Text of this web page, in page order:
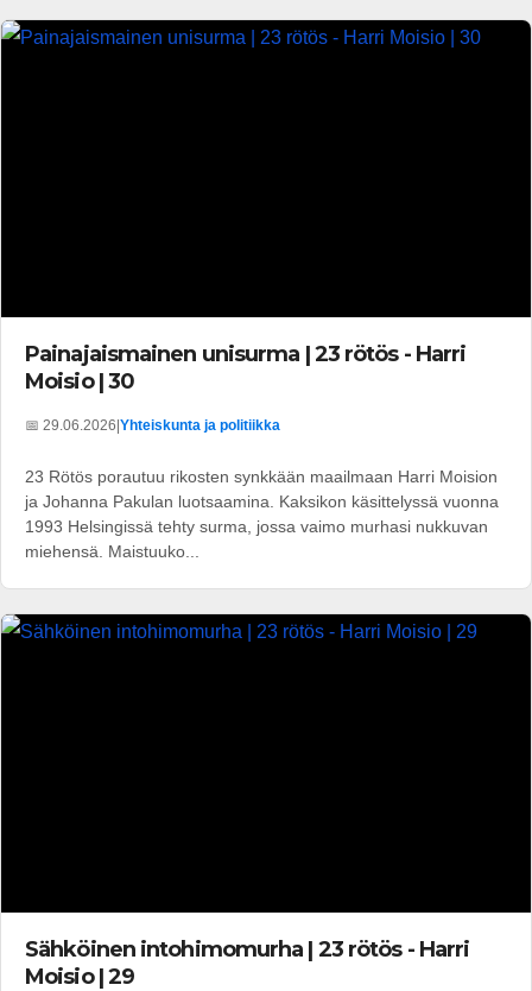
Painajaismainen unisurma | 23 rötös - Harri
Moisio | 30
📅 29.06.2026 Yhteiskunta ja politiikka
23 Rötös porautuu rikosten synkkään maailmaan Harri Moision
ja Johanna Pakulan luotsaamina. Kaksikon käsittelyssä vuonna
1993 Helsingissä tehty surma, jossa vaimo murhasi nukkuvan
miehensä. Maistuuko...
Sähköinen intohimomurha | 23 rötös - Harri
Moisio | 29